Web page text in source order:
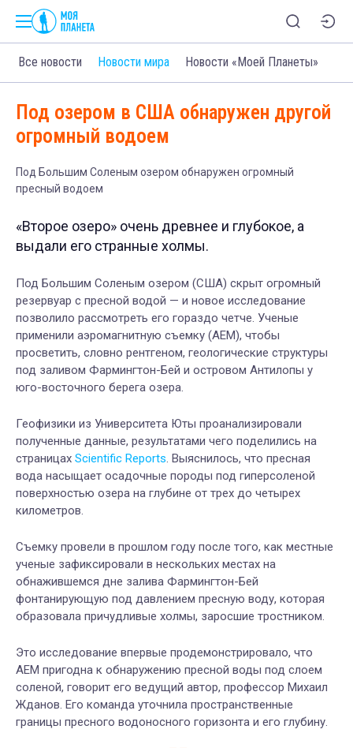
Все новости Новости мира Новости «Моей Планеты»
Под озером в США обнаружен другой
огромный водоем
Под Большим Соленым озером обнаружен огромный
пресный водоем
«Второе озеро» очень древнее и глубокое, а
выдали его странные холмы.
Под Большим Соленым озером (США) скрыт огромный
резервуар с пресной водой — и новое исследование
позволило рассмотреть его гораздо четче. Ученые
применили аэромагнитную съемку (AEM), чтобы
просветить, словно рентгеном, геологические структуры
под заливом Фармингтон-Бей и островом Антилопы у
юго-восточного берега озера.
Геофизики из Университета Юты проанализировали
полученные данные, результатами чего поделились на
страницах Scientific Reports. Выяснилось, что пресная
вода насыщает осадочные породы под гиперсоленой
поверхностью озера на глубине от трех до четырех
километров.
Съемку провели в прошлом году после того, как местные
ученые зафиксировали в нескольких местах на
обнажившемся дне залива Фармингтон-Бей
фонтанирующую под давлением пресную воду, которая
образовала причудливые холмы, заросшие тростником.
Это исследование впервые продемонстрировало, что
AEM пригодна к обнаружению пресной воды под слоем
соленой, говорит его ведущий автор, профессор Михаил
Жданов. Его команда уточнила пространственные
границы пресного водоносного горизонта и его глубину.